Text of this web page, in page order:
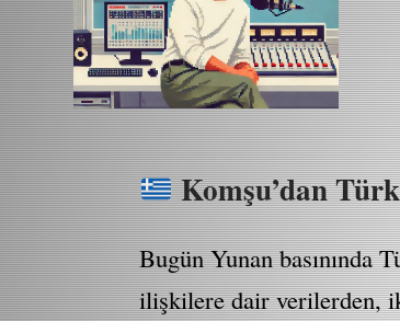
Komşu’dan
Bugün Yunan
ilişkilere dair verilerden,